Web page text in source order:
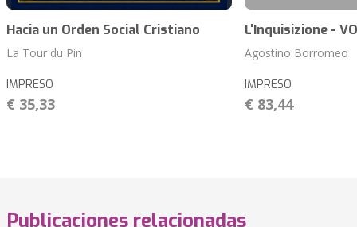
Hacia un Orden Social Cristiano
La Tour du Pin
IMPRESO
€ 35,33
L'Inquisizione -
Agostino Borromeo
IMPRESO
€ 83,44
Publicaciones relacionadas